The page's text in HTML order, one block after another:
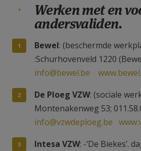
Werken met en
andersvaliden.
Bewel: (beschermde
:Schurhovenveld 1220
info@bewel.be
De Ploeg VZW: (sociale
Montenakenweg 53;
info@vzwdeploeg.be
Intesa VZW: -‘De Biekes’.